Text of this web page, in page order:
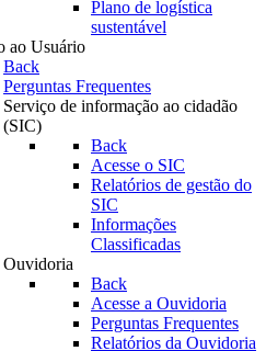
Plano de logística
sustentável
ao Usuário
Back
Perguntas Frequentes
Serviço de informação ao cidadão
(SIC)
Back
Acesse o SIC
Relatórios de gestão do
SIC
Informações
Classificadas
Ouvidoria
Back
Acesse a Ouvidoria
Perguntas Frequentes
Relatórios da Ouvidoria